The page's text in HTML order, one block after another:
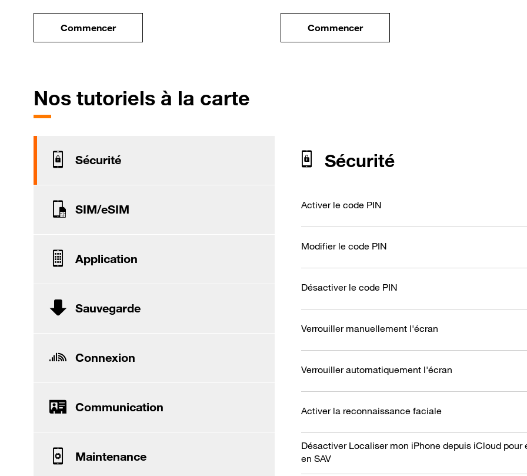
Commencerle tuto pour Utiliser le wifi sur votre mobile Commencerle tuto pour Utiliser votre mobile au
Nos tutoriels à la carte
Sécurité
SIM/eSIM
Application
Sauvegarde
Connexion
Communication
Maintenance
Sécurité
Activer le code PIN
Modifier le code PIN
Désactiver le code PIN
Verrouiller manuellement l'écran
Verrouiller automatiquement l'écran
Activer la reconnaissance faciale
Désactiver Localiser mon iPhone depuis iCloud pour
en SAV